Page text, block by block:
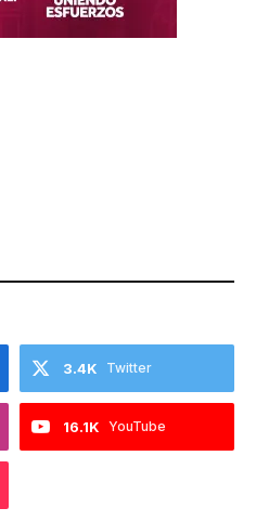
Twitter
3.4K
YouTube
16.1K